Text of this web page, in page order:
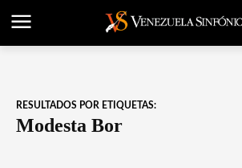
RESULTADOS POR ETIQUETAS:
Modesta Bor